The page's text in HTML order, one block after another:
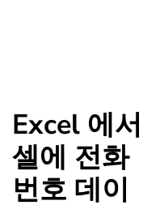
Excel 에서
셀에 전화
번호 데이